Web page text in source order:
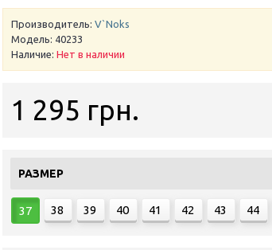
Производитель: V`Noks
Модель: 40233
Наличие: Нет в наличии
1 295 грн.
РАЗМЕР
37 38 39 40 41 42 43 44